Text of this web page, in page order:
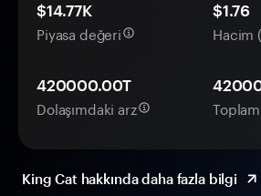
$14.77K
Piyasa değeri
$1.76
Hacim
420000.00T
Dolaşımdaki arz
King Cat hakkında daha fazla bilgi